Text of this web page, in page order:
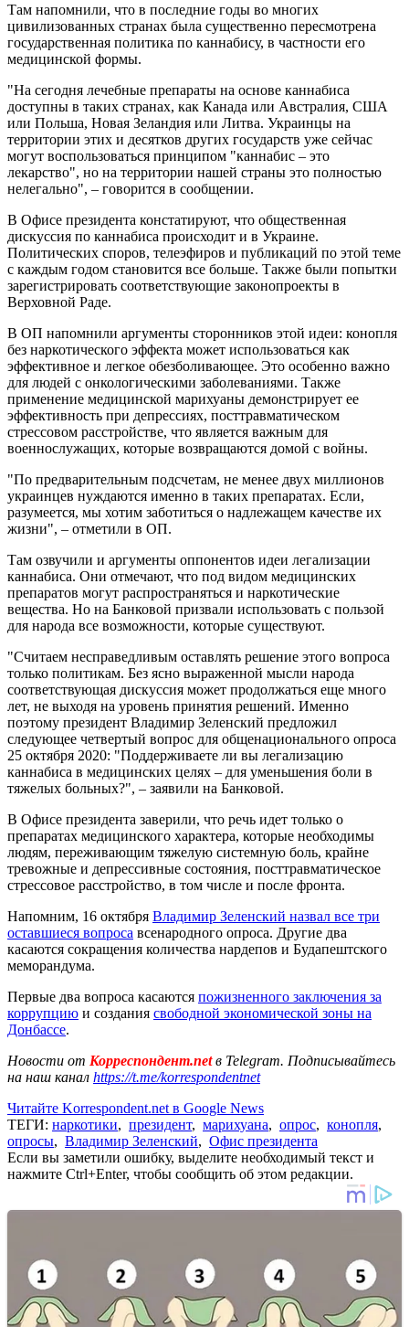
Там напомнили, что в последние годы во многих
цивилизованных странах была существенно пересмотрена
государственная политика по каннабису, в частности его
медицинской формы.
"На сегодня лечебные препараты на основе каннабиса
доступны в таких странах, как Канада или Австралия, США
или Польша, Новая Зеландия или Литва. Украинцы на
территории этих и десятков других государств уже сейчас
могут воспользоваться принципом "каннабис – это
лекарство", но на территории нашей страны это полностью
нелегально", – говорится в сообщении.
В Офисе президента констатируют, что общественная
дискуссия по каннабиса происходит и в Украине.
Политических споров, телеэфиров и публикаций по этой теме
с каждым годом становится все больше. Также были попытки
зарегистрировать соответствующие законопроекты в
Верховной Раде.
В ОП напомнили аргументы сторонников этой идеи: конопля
без наркотического эффекта может использоваться как
эффективное и легкое обезболивающее. Это особенно важно
для людей с онкологическими заболеваниями. Также
применение медицинской марихуаны демонстрирует ее
эффективность при депрессиях, посттравматическом
стрессовом расстройстве, что является важным для
военнослужащих, которые возвращаются домой с войны.
"По предварительным подсчетам, не менее двух миллионов
украинцев нуждаются именно в таких препаратах. Если,
разумеется, мы хотим заботиться о надлежащем качестве их
жизни", – отметили в ОП.
Там озвучили и аргументы оппонентов идеи легализации
каннабиса. Они отмечают, что под видом медицинских
препаратов могут распространяться и наркотические
вещества. Но на Банковой призвали использовать с пользой
для народа все возможности, которые существуют.
"Считаем несправедливым оставлять решение этого вопроса
только политикам. Без ясно выраженной мысли народа
соответствующая дискуссия может продолжаться еще много
лет, не выходя на уровень принятия решений. Именно
поэтому президент Владимир Зеленский предложил
следующее четвертый вопрос для общенационального опроса
25 октября 2020: "Поддерживаете ли вы легализацию
каннабиса в медицинских целях – для уменьшения боли в
тяжелых больных?", – заявили на Банковой.
В Офисе президента заверили, что речь идет только о
препаратах медицинского характера, которые необходимы
людям, переживающим тяжелую системную боль, крайне
тревожные и депрессивные состояния, посттравматическое
стрессовое расстройство, в том числе и после фронта.
Напомним, 16 октября Владимир Зеленский назвал все три
оставшиеся вопроса всенародного опроса. Другие два
касаются сокращения количества нардепов и Будапештского
меморандума.
Первые два вопроса касаются пожизненного заключения за
коррупцию и создания свободной экономической зоны на
Донбассе.
Новости от Корреспондент.netв Telegram. Подписывайтесь
на наш канал https://t.me/korrespondentnet
Читайте Korrespondent.net в Google News
ТЕГИ: наркотики, президент, марихуана, опрос, конопля,
опросы, Владимир Зеленский, Офис президента
Если вы заметили ошибку, выделите необходимый текст и
нажмите Ctrl+Enter, чтобы сообщить об этом редакции.